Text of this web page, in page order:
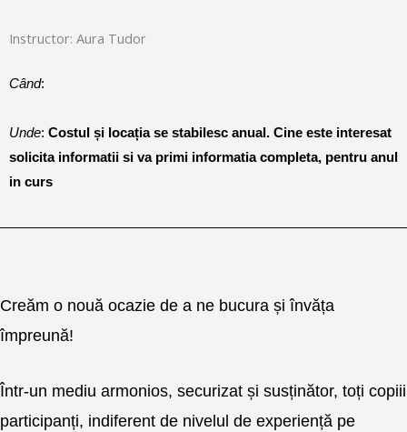
Instructor: Aura Tudor
Când:
Unde: Costul și locația se stabilesc anual. Cine este interesat
solicita informatii si va primi informatia completa, pentru anul
in curs
Creăm o nouă ocazie de a ne bucura și învăța
împreună!
Într-un mediu armonios, securizat și susținător, toți copiii
participanți, indiferent de nivelul de experiență pe